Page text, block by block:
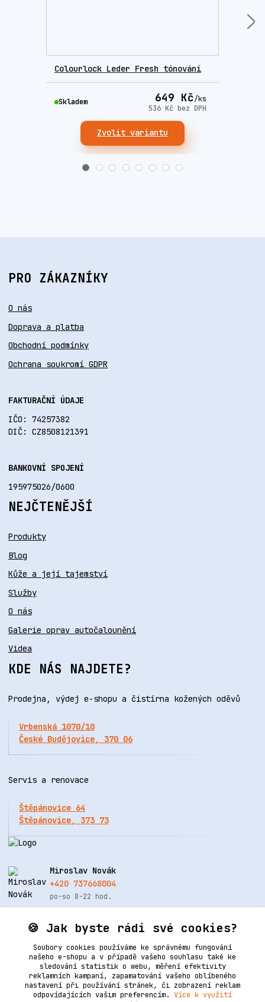
Colourlock Leder Fresh tónování
649 Kč/ks
536 Kč bez DPH
Skladem
Zvolit variantu
PRO ZÁKAZNÍKY
O nás
Doprava a platba
Obchodní podmínky
Ochrana soukromí GDPR
FAKTURAČNÍ ÚDAJE
IČO: 74257382
DIČ: CZ8508121391
BANKOVNÍ SPOJENÍ
195975026/0600
NEJČTENĚJŠÍ
Produkty
Blog
Kůže a její tajemství
Služby
O nás
Galerie oprav autočalounění
Videa
KDE NÁS NAJDETE?
Prodejna, výdej e-shopu a čistírna kožených oděvů
Vrbenská 1070/10
České Budějovice, 370 06
Servis a renovace
Štěpánovice 64
Štěpánovice, 373 73
Miroslav Novák
+420 737668004
po-so 8-22 hod.
info@renovacekuze.cz
🍪 Jak byste rádi své cookies?
Soubory cookies používáme ke správnému fungování
našeho e-shopu a v případě vašeho souhlasu také ke
sledování statistik o webu, měření efektivity
reklamních kampaní, zapamatování vašeho oblíbeného
nastavení při používání stránek, či zobrazení reklam
odpovídajících vašim preferencím. Více k využití